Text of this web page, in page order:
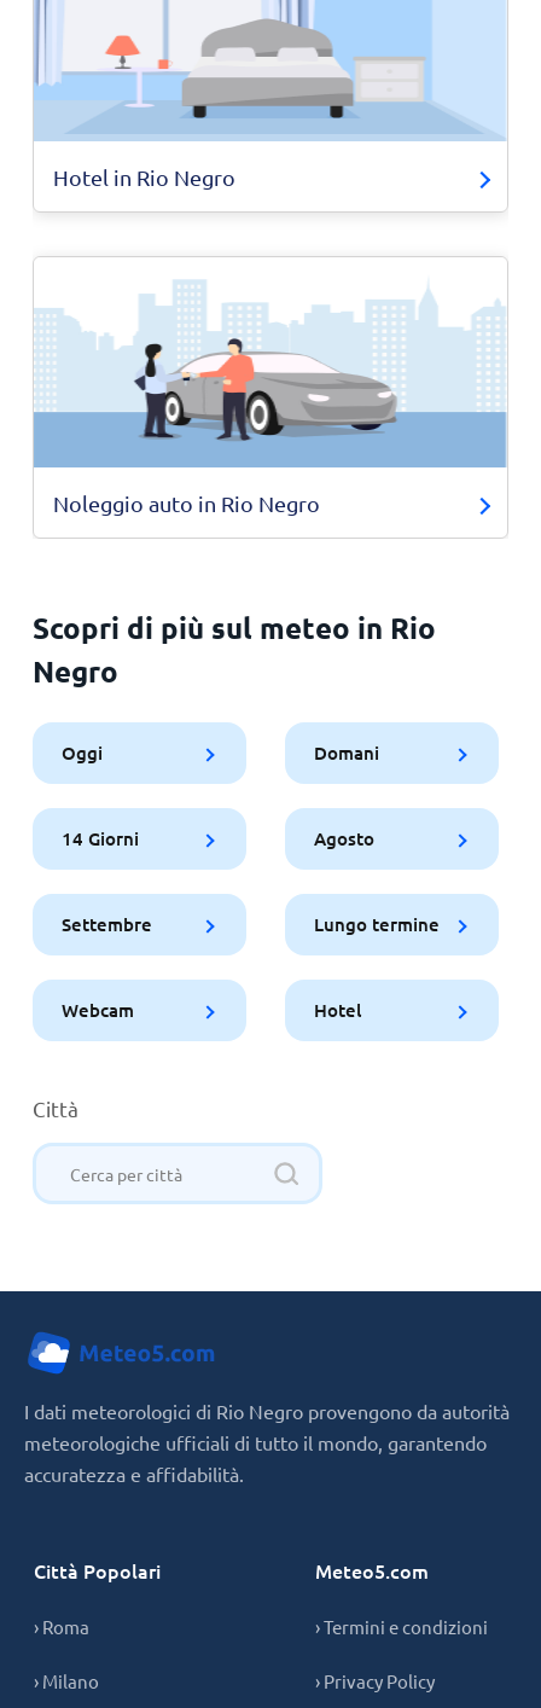
Hotel in Rio Negro
Noleggio auto in Rio Negro
Scopri di più sul meteo in Rio
Negro
Oggi Domani
14 Giorni Agosto
Settembre Lungo termine
Webcam Hotel
Città
I dati meteorologici di Rio Negro provengono da autorità
meteorologiche ufficiali di tutto il mondo, garantendo
accuratezza e affidabilità.
Città Popolari
› Roma
› Milano
Meteo5.com
› Termini e condizioni
› Privacy Policy